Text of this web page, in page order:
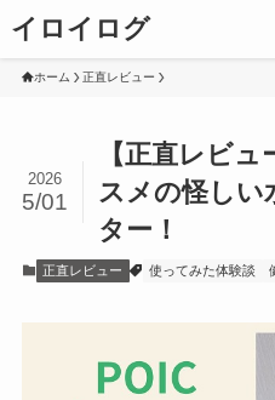
イロイログ
ホーム 正直レビュー
【正直レビ
スメの怪しい
ター！
2026
5/01
正直レビュー 使ってみた体験談